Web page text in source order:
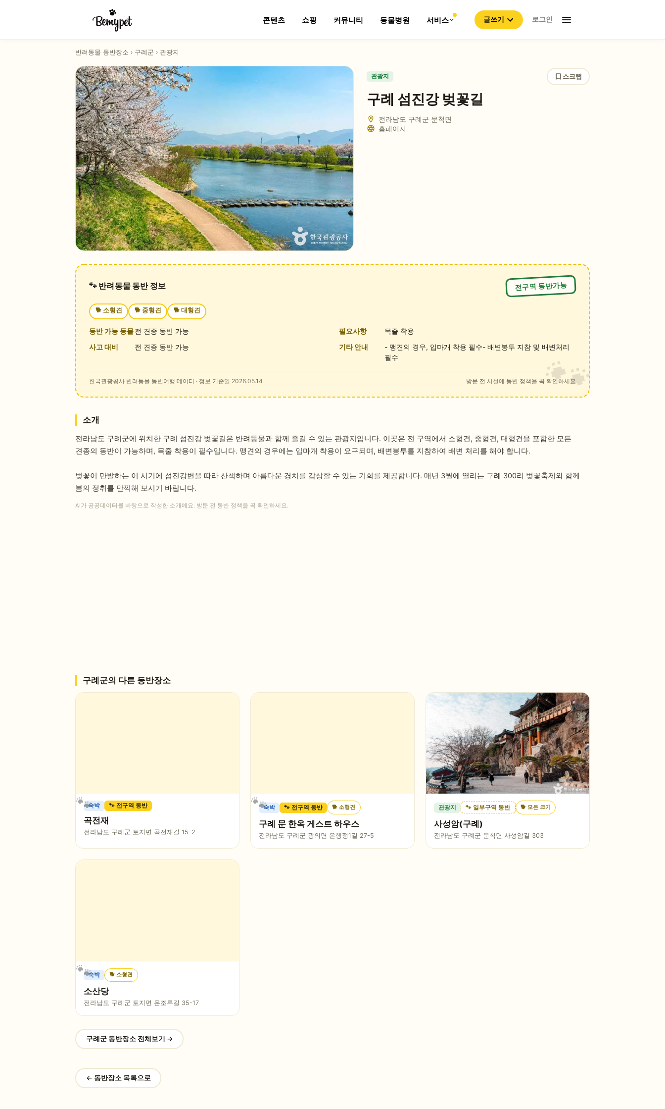
콘텐츠 쇼핑 커뮤니티 동물병원 서비스 글쓰기 로그인
반려동물 동반장소 › 구례군 › 관광지
관광지 스크랩
구례 섬진강 벚꽃길
전라남도 구례군 문척면
홈페이지
🐾 반려동물 동반 정보 전구역 동반가능
🐕 소형견 🐕 중형견 🐕 대형견
동반 가능 동물전 견종 동반 가능 필요사항
목줄 착용
사고 대비
전 견종 동반 가능 기타 안내
- 맹견의 경우, 입마개 착용 필수- 배변봉투 지참 및 배변처리
필수
한국관광공사 반려동물 동반여행 데이터 · 정보 기준일 2026.05.14 방문 전 시설에 동반 정책을 꼭 확인하세요
소개
전라남도 구례군에 위치한 구례 섬진강 벚꽃길은 반려동물과 함께 즐길 수 있는 관광지입니다. 이곳은 전 구역에서 소형견, 중형견, 대형견을 포함한 모든
견종의 동반이 가능하며, 목줄 착용이 필수입니다. 맹견의 경우에는 입마개 착용이 요구되며, 배변봉투를 지참하여 배변 처리를 해야 합니다.
벚꽃이 만발하는 이 시기에 섬진강변을 따라 산책하며 아름다운 경치를 감상할 수 있는 기회를 제공합니다. 매년 3월에 열리는 구례 300리 벚꽃축제와 함께
봄의 정취를 만끽해 보시기 바랍니다.
AI가 공공데이터를 바탕으로 작성한 소개예요. 방문 전 동반 정책을 꼭 확인하세요.
구례군의 다른 동반장소
숙박 🐾 전구역 동반
곡전재
전라남도 구례군 토지면 곡전재길 15-2
숙박 🐾 전구역 동반 🐕 소형견
구례 문 한옥 게스트 하우스
전라남도 구례군 광의면 은행정1길 27-5
관광지 🐾 일부구역 동반 🐕 모든 크기
사성암(구례)
전라남도 구례군 문척면 사성암길 303
숙박 🐕소형견
소산당
전라남도 구례군 토지면 운조루길 35-17
구례군동반장소 전체보기 →
← 동반장소 목록으로